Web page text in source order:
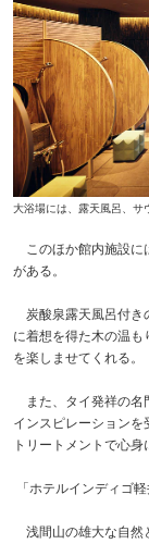
大浴場には、露天風呂、サ
このほか館内施設に
がある。
炭酸泉露天風呂付き
に着想を得た木の温
を楽しませてくれる。
また、タイ発祥の名
インスピレーション
トリートメントで心身
「ホテルインディゴ
浅間山の雄大な自然